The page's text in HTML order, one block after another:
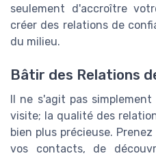
seulement d'accroître
créer des relations de
du milieu.
Bâtir des Relations
Il ne s'agit pas
visite; la qualité des
bien plus précieuse.
vos contacts, de